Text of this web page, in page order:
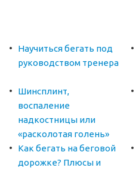
Научиться бегать под
руководством тренера
Шинсплинт,
воспаление
надкостницы или
«расколотая голень»
Как бегать на беговой
дорожке? Плюсы и